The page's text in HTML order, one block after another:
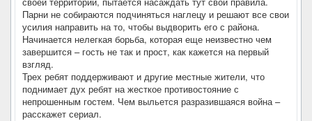
Парни не собираются подчиняться наглецу и решают все свои
усилия направить на то, чтобы выдворить его с района.
Начинается нелегкая борьба, которая еще неизвестно чем
завершится – гость не так и прост, как кажется на первый
взгляд.
Трех ребят поддерживают и другие местные жители, что
поднимает дух ребят на жесткое противостояние с
непрошенным гостем. Чем выльется разразившаяся война –
расскажет сериал.